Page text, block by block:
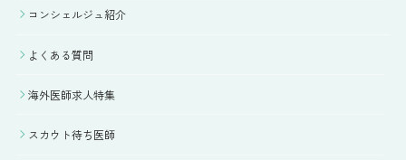
コンシェルジュ紹介
よくある質問
海外医師求人特集
スカウト待ち医師